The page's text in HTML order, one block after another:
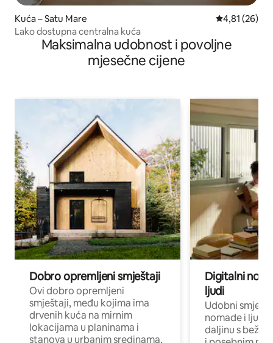
Kuća – Satu Mare Prosječna
4,81 (26)
Lako dostupna centralna kuća
Maksimalna udobnost i povoljne
mjesečne cijene
Dobro opremljeni smještaji
Ovi dobro opremljeni
smještaji, među kojima ima
drvenih kuća na mirnim
lokacijama u planinama i
stanova u urbanim sredinama,
Digitalni
ljudi
Udobni
nomade i ljude
daljinu s